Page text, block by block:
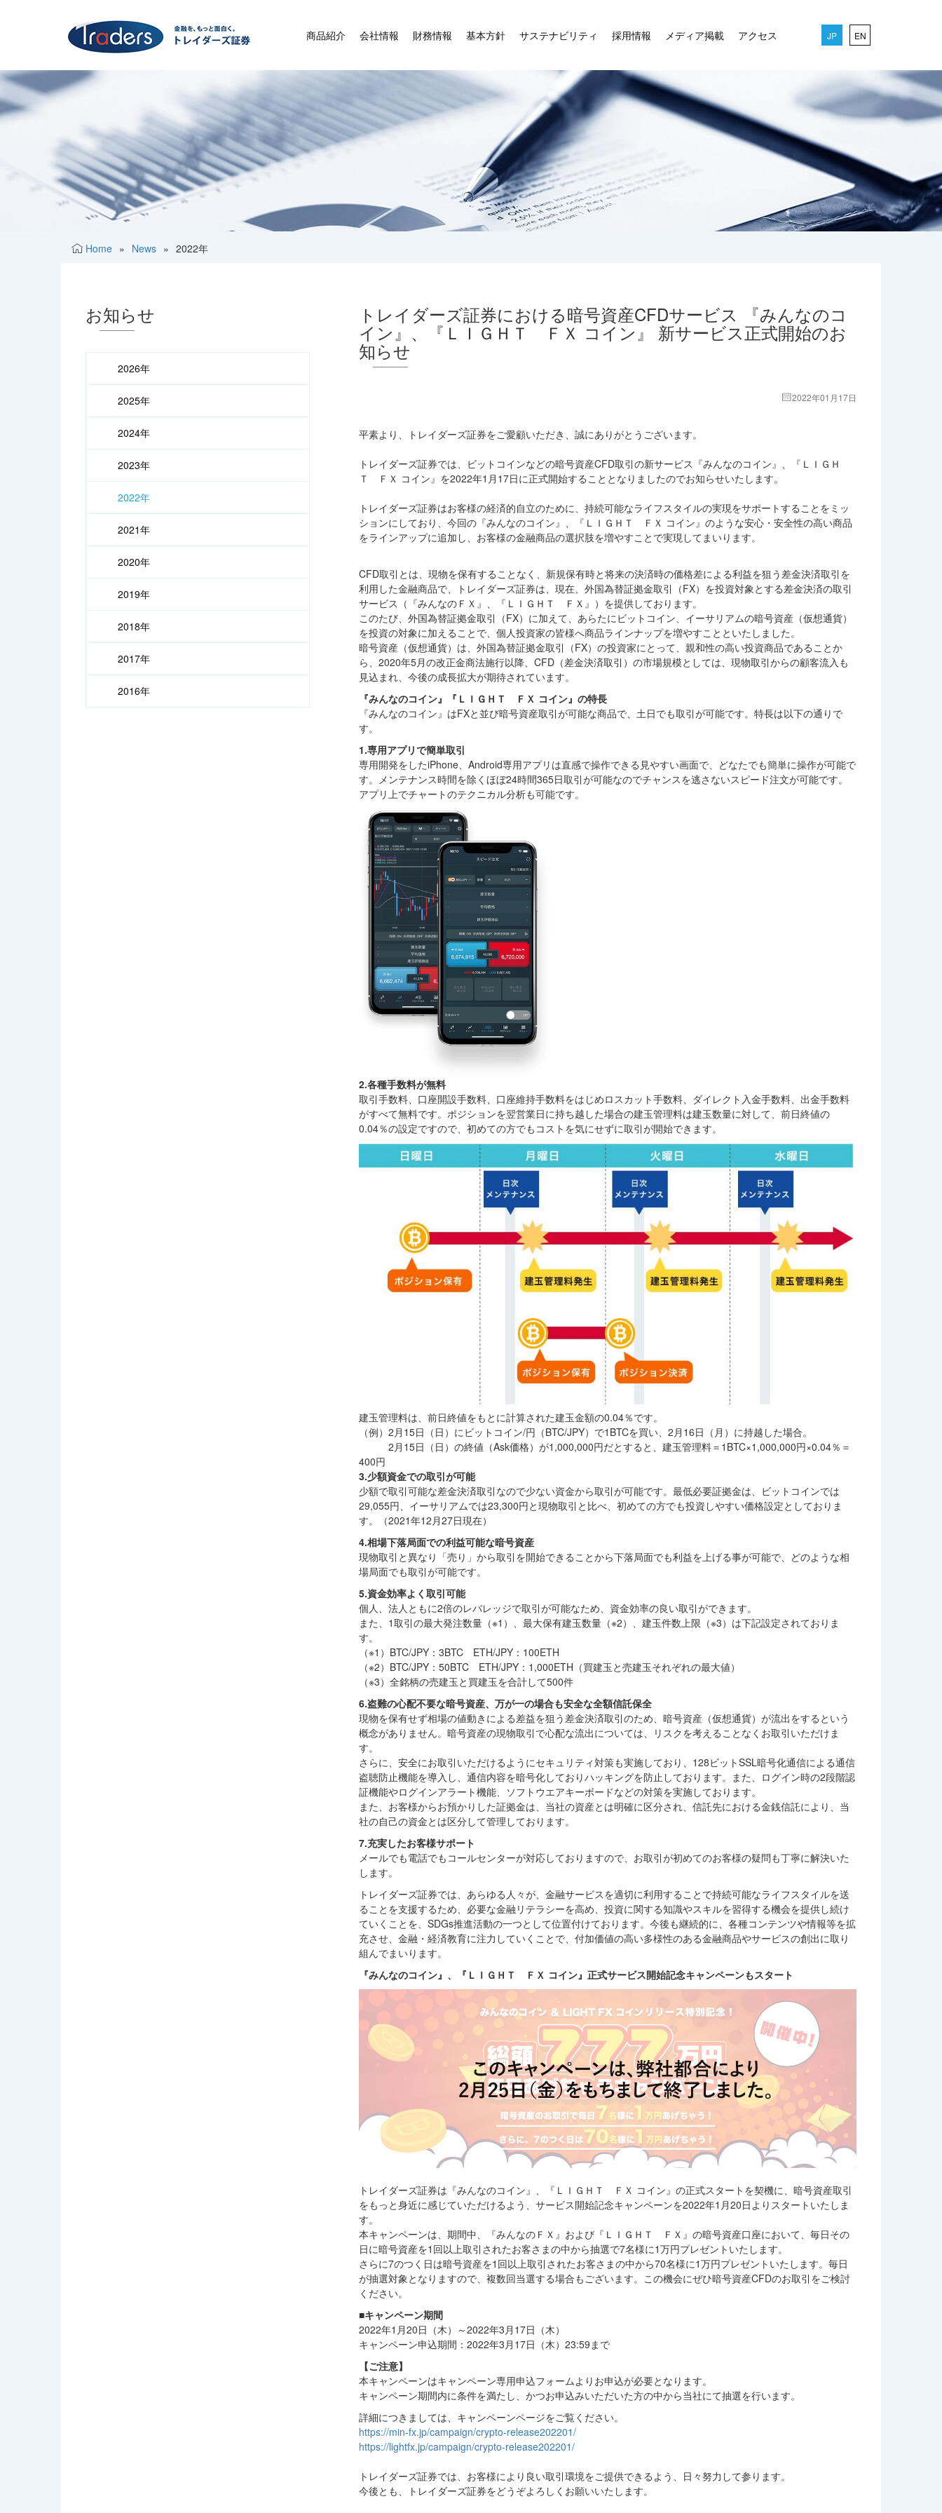
商品紹介 会社情報 財務情報 基本方針 サステナビリティ 採用情報 メディア掲載 アクセス JP EN
Home » News » 2022年
トレイダーズ証券における暗号資産CFDサービス 『みんなのコ
イン』、『ＬＩＧＨＴ ＦＸ コイン』 新サービス正式開始のお
知らせ
2022年01月17日
平素より、トレイダーズ証券をご愛顧いただき、誠にありがとうございます。
トレイダーズ証券では、ビットコインなどの暗号資産CFD取引の新サービス『みんなのコイン』、『ＬＩＧＨ
Ｔ ＦＸ コイン』を2022年1月17日に正式開始することとなりましたのでお知らせいたします。
トレイダーズ証券はお客様の経済的自立のために、持続可能なライフスタイルの実現をサポートすることをミッ
ションにしており、今回の『みんなのコイン』、『ＬＩＧＨＴ ＦＸ コイン』のような安心・安全性の高い商品
をラインアップに追加し、お客様の金融商品の選択肢を増やすことで実現してまいります。
CFD取引とは、現物を保有することなく、新規保有時と将来の決済時の価格差による利益を狙う差金決済取引を
利用した金融商品で、トレイダーズ証券は、現在、外国為替証拠金取引（FX）を投資対象とする差金決済の取引
サービス（『みんなのＦＸ』、『ＬＩＧＨＴ ＦＸ』）を提供しております。
このたび、外国為替証拠金取引（FX）に加えて、あらたにビットコイン、イーサリアムの暗号資産（仮想通貨）
を投資の対象に加えることで、個人投資家の皆様へ商品ラインナップを増やすことといたしました。
暗号資産（仮想通貨）は、外国為替証拠金取引（FX）の投資家にとって、親和性の高い投資商品であることか
ら、2020年5月の改正金商法施行以降、CFD（差金決済取引）の市場規模としては、現物取引からの顧客流入も
見込まれ、今後の成長拡大が期待されています。
『みんなのコイン』『ＬＩＧＨＴ ＦＸ コイン』の特長
『みんなのコイン』はFXと並び暗号資産取引が可能な商品で、土日でも取引が可能です。特長は以下の通りで
す。
1.専用アプリで簡単取引
専用開発をしたiPhone、Android専用アプリは直感で操作できる見やすい画面で、どなたでも簡単に操作が可能で
す。メンテナンス時間を除くほぼ24時間365日取引が可能なのでチャンスを逃さないスピード注文が可能です。
アプリ上でチャートのテクニカル分析も可能です。
2.各種手数料が無料
取引手数料、口座開設手数料、口座維持手数料をはじめロスカット手数料、ダイレクト入金手数料、出金手数料
がすべて無料です。ポジションを翌営業日に持ち越した場合の建玉管理料は建玉数量に対して、前日終値の
0.04％の設定ですので、初めての方でもコストを気にせずに取引が開始できます。
建玉管理料は、前日終値をもとに計算された建玉金額の0.04％です。
（例）2月15日（日）にビットコイン/円（BTC/JPY）で1BTCを買い、2月16日（月）に持越した場合。
2月15日（日）の終値（Ask価格）が1,000,000円だとすると、建玉管理料＝1BTC×1,000,000円×0.04％＝
400円
3.少額資金での取引が可能
少額で取引可能な差金決済取引なので少ない資金から取引が可能です。最低必要証拠金は、ビットコインでは
29,055円、イーサリアムでは23,300円と現物取引と比べ、初めての方でも投資しやすい価格設定としておりま
す。（2021年12月27日現在）
4.相場下落局面での利益可能な暗号資産
現物取引と異なり「売り」から取引を開始できることから下落局面でも利益を上げる事が可能で、どのような相
場局面でも取引が可能です。
5.資金効率よく取引可能
個人、法人ともに2倍のレバレッジで取引が可能なため、資金効率の良い取引ができます。
また、1取引の最大発注数量（※1）、最大保有建玉数量（※2）、建玉件数上限（※3）は下記設定されておりま
す。
（※1）BTC/JPY：3BTC ETH/JPY：100ETH
（※2）BTC/JPY：50BTC ETH/JPY：1,000ETH（買建玉と売建玉それぞれの最大値）
（※3）全銘柄の売建玉と買建玉を合計して500件
6.盗難の心配不要な暗号資産、万が一の場合も安全な全額信託保全
現物を保有せず相場の値動きによる差益を狙う差金決済取引のため、暗号資産（仮想通貨）が流出をするという
概念がありません。暗号資産の現物取引で心配な流出については、リスクを考えることなくお取引いただけま
す。
さらに、安全にお取引いただけるようにセキュリティ対策も実施しており、128ビットSSL暗号化通信による通信
盗聴防止機能を導入し、通信内容を暗号化しておりハッキングを防止しております。また、ログイン時の2段階認
証機能やログインアラート機能、ソフトウエアキーボードなどの対策を実施しております。
また、お客様からお預かりした証拠金は、当社の資産とは明確に区分され、信託先における金銭信託により、当
社の自己の資金とは区分して管理しております。
7.充実したお客様サポート
メールでも電話でもコールセンターが対応しておりますので、お取引が初めてのお客様の疑問も丁寧に解決いた
します。
トレイダーズ証券では、あらゆる人々が、金融サービスを適切に利用することで持続可能なライフスタイルを送
ることを支援するため、必要な金融リテラシーを高め、投資に関する知識やスキルを習得する機会を提供し続け
ていくことを、SDGs推進活動の一つとして位置付けております。今後も継続的に、各種コンテンツや情報等を拡
充させ、金融・経済教育に注力していくことで、付加価値の高い多様性のある金融商品やサービスの創出に取り
組んでまいります。
『みんなのコイン』、『ＬＩＧＨＴ ＦＸ コイン』正式サービス開始記念キャンペーンもスタート
トレイダーズ証券は『みんなのコイン』、『ＬＩＧＨＴ ＦＸ コイン』の正式スタートを契機に、暗号資産取引
をもっと身近に感じていただけるよう、サービス開始記念キャンペーンを2022年1月20日よりスタートいたしま
す。
本キャンペーンは、期間中、『みんなのＦＸ』および『ＬＩＧＨＴ ＦＸ』の暗号資産口座において、毎日その
日に暗号資産を1回以上取引されたお客さまの中から抽選で7名様に1万円プレゼントいたします。
さらに7のつく日は暗号資産を1回以上取引されたお客さまの中から70名様に1万円プレゼントいたします。毎日
が抽選対象となりますので、複数回当選する場合もございます。この機会にぜひ暗号資産CFDのお取引をご検討
ください。
■キャンペーン期間
2022年1月20日（木）～2022年3月17日（木）
キャンペーン申込期間：2022年3月17日（木）23:59まで
【ご注意】
本キャンペーンはキャンペーン専用申込フォームよりお申込が必要となります。
キャンペーン期間内に条件を満たし、かつお申込みいただいた方の中から当社にて抽選を行います。
詳細につきましては、キャンペーンページをご覧ください。
https://min-fx.jp/campaign/crypto-release202201/
https://lightfx.jp/campaign/crypto-release202201/
トレイダーズ証券では、お客様により良い取引環境をご提供できるよう、日々努力して参ります。
今後とも、トレイダーズ証券をどうぞよろしくお願いいたします。
お知らせ
2026年
2025年
2024年
2023年
2022年
2021年
2020年
2019年
2018年
2017年
2016年